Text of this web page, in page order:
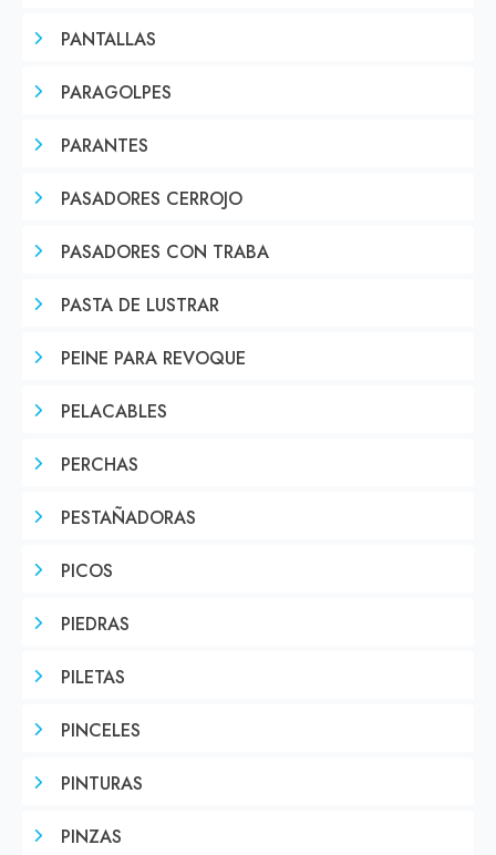
PANTALLAS
PARAGOLPES
PARANTES
PASADORES CERROJO
PASADORES CON TRABA
PASTA DE LUSTRAR
PEINE PARA REVOQUE
PELACABLES
PERCHAS
PESTAÑADORAS
PICOS
PIEDRAS
PILETAS
PINCELES
PINTURAS
PINZAS